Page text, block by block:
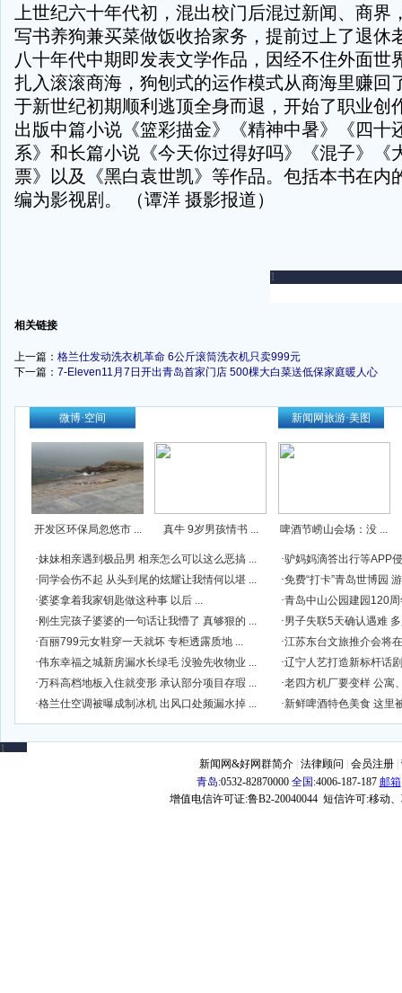
上世纪六十年代初，混出校门后混过新闻、商界
写书养狗兼买菜做饭收拾家务，提前过上了退休
八十年代中期即发表文学作品，因经不住外面世
扎入滚滚商海，狗刨式的运作模式从商海里赚回
于新世纪初期顺利逃顶全身而退，开始了职业创
出版中篇小说《篮彩描金》《精神中暑》《四十
系》和长篇小说《今天你过得好吗》《混子》《
票》以及《黑白袁世凯》等作品。包括本书在内
编为影视剧。 （谭洋 摄影报道）
相关链接
上一篇： 格兰仕发动洗衣机革命 6公斤滚筒洗衣机只卖999元
下一篇： 7-Eleven11月7日开出青岛首家门店 500棵大白菜送低保家庭暖人心